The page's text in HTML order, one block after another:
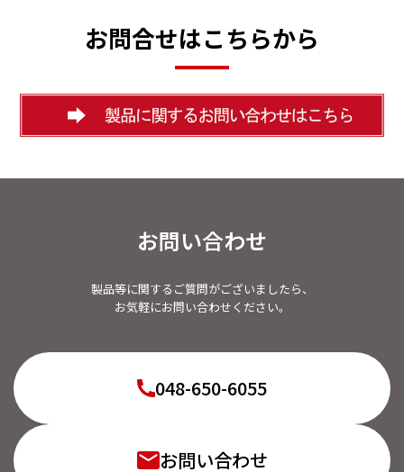
お問合せはこちらから
お問い合わせ
製品等に関するご質問がございましたら、
お気軽にお問い合わせください。
048-650-6055
お問い合わせ